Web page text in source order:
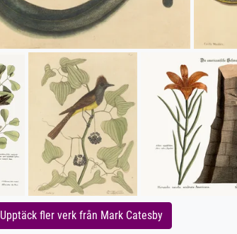
Upptäck fler verk från Mark Catesby